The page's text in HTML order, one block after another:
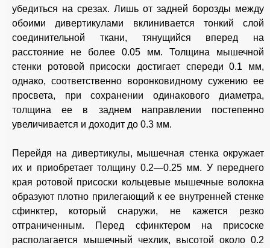
убедиться на срезах. Лишь от задней борозды между
обоими дивертикулами вклинивается тонкий слой
соединительной ткани, тянущийся вперед на
расстояние не более 0.05 мм. Толщина мышечной
стенки ротовой присоски достигает спереди 0.1 мм,
однако, соответственно воронковидному сужению ее
просвета, при сохранении одинакового диаметра,
толщина ее в заднем направлении постепенно
увеличивается и доходит до 0.3 мм.
Перейдя на дивертикулы, мышечная стенка окружает
их и приобретает толщину 0.2—0.25 мм. У переднего
края ротовой присоски кольцевые мышечные волокна
образуют плотно прилегающий к ее внутренней стенке
сфинктер, который снаружи, не кажется резко
отграниченным. Перед сфинктером на присоске
располагается мышечный чехлик, высотой около 0.2